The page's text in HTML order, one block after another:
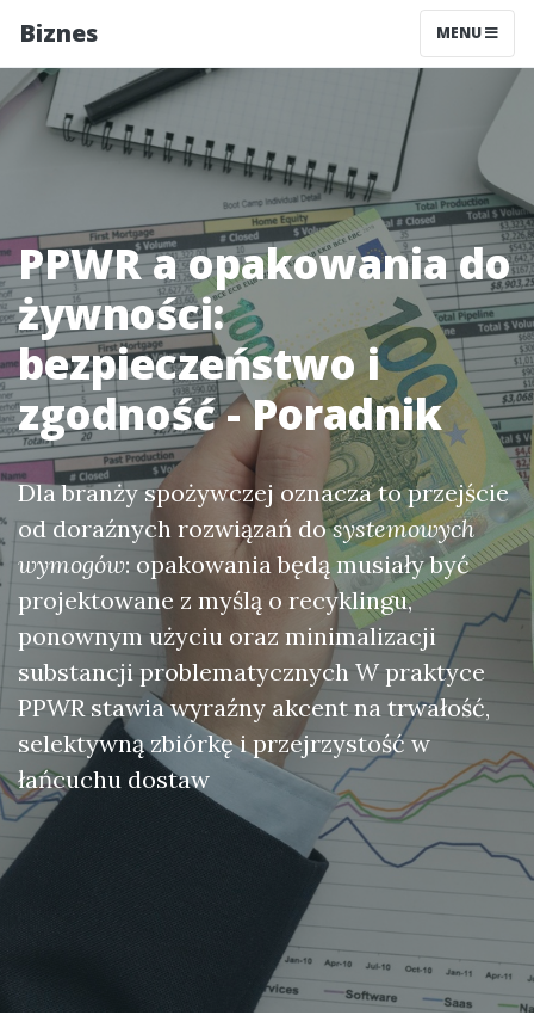
Biznes MENU
PPWR a opakowania do
żywności:
bezpieczeństwo i
zgodność - Poradnik
Dla branży spożywczej oznacza to przejście
od doraźnych rozwiązań dosystemowych
wymogów: opakowania będą musiały być
projektowane z myślą o recyklingu,
ponownym użyciu oraz minimalizacji
substancji problematycznych W praktyce
PPWR stawia wyraźny akcent na trwałość,
selektywną zbiórkę i przejrzystość w
łańcuchu dostaw